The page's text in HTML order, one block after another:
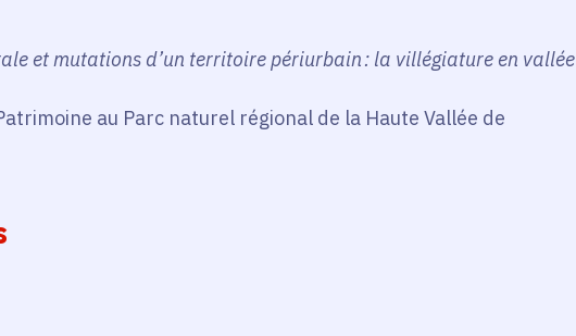
et mutations d’un territoire périurbain : la villégiature en vallée
au Parc naturel régional de la Haute Vallée de